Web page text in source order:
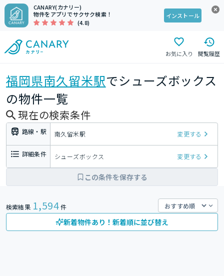
CANARY(カナリー)
物件をアプリでサクサク検索！
(4.8)
インストール
お気に入り 閲覧履歴
福岡県南久留米駅でシューズボックス
の物件一覧
現在の検索条件
路線・駅 南久留米駅 変更する
詳細条件 シューズボックス 変更する
この条件を保存する
検索結果 1,594件
新着物件あり！新着順に並び替え